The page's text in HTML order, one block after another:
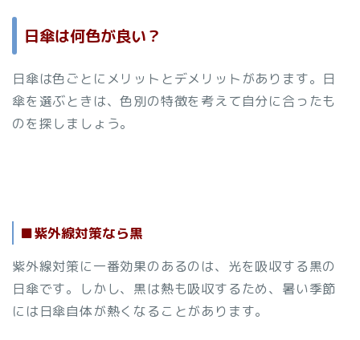
日傘は何色が良い？
日傘は色ごとにメリットとデメリットがあります。日
傘を選ぶときは、色別の特徴を考えて自分に合ったも
のを探しましょう。
■紫外線対策なら黒
紫外線対策に一番効果のあるのは、光を吸収する黒の
日傘です。しかし、黒は熱も吸収するため、暑い季節
には日傘自体が熱くなることがあります。